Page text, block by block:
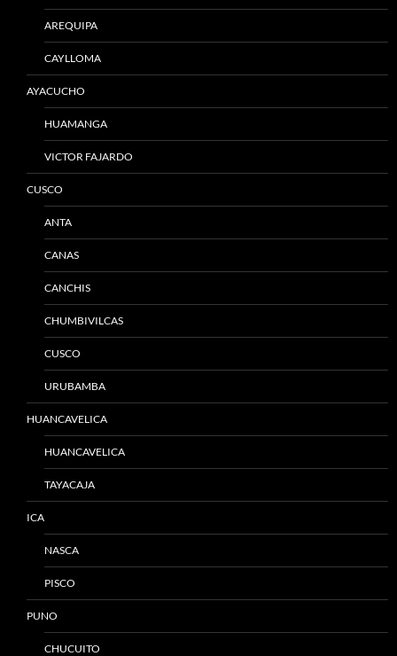
AREQUIPA
CAYLLOMA
AYACUCHO
HUAMANGA
VICTOR FAJARDO
CUSCO
ANTA
CANAS
CANCHIS
CHUMBIVILCAS
CUSCO
URUBAMBA
HUANCAVELICA
HUANCAVELICA
TAYACAJA
ICA
NASCA
PISCO
PUNO
CHUCUITO